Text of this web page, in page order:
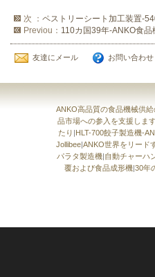
次 ： ペストリーシート加工装置-
Previou： 110カ国39年-ANKO食
友達にメール お問い合わせ
ANKO高品質の食品機械供
品市場への参入を支援しま
たり |HLT-700餃子製造機-
Jollibee|ANKO世界をリード
パラタ製造機|自動チャーハ
覆および食品成形機|30年